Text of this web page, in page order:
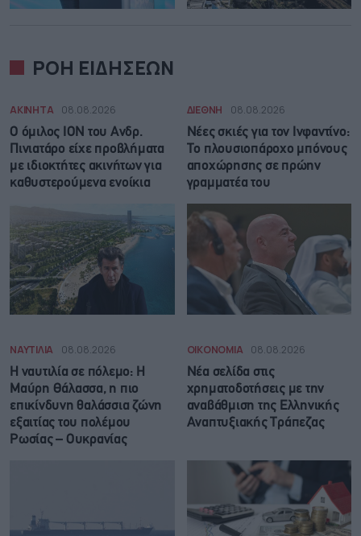
ΡΟΗ ΕΙΔΗΣΕΩΝ
ΑΚΙΝΗΤΑ 08.08.2026
Ο όμιλος ΙΟΝ του Ανδρ.
Πινιατάρο είχε προβλήματα
με ιδιοκτήτες ακινήτων για
καθυστερούμενα ενοίκια
ΔΙΕΘΝΗ 08.08.2026
Νέες σκιές για τον Ινφαντίνο:
Το πλουσιοπάροχο μπόνους
αποχώρησης σε πρώην
γραμματέα του
ΝΑΥΤΙΛΙΑ 08.08.2026
Η ναυτιλία σε πόλεμο: Η
Μαύρη Θάλασσα, η πιο
επικίνδυνη θαλάσσια ζώνη
εξαιτίας του πολέμου
Ρωσίας – Ουκρανίας
ΟΙΚΟΝΟΜΙΑ 08.08.2026
Νέα σελίδα στις
χρηματοδοτήσεις με την
αναβάθμιση της Ελληνικής
Αναπτυξιακής Τράπεζας